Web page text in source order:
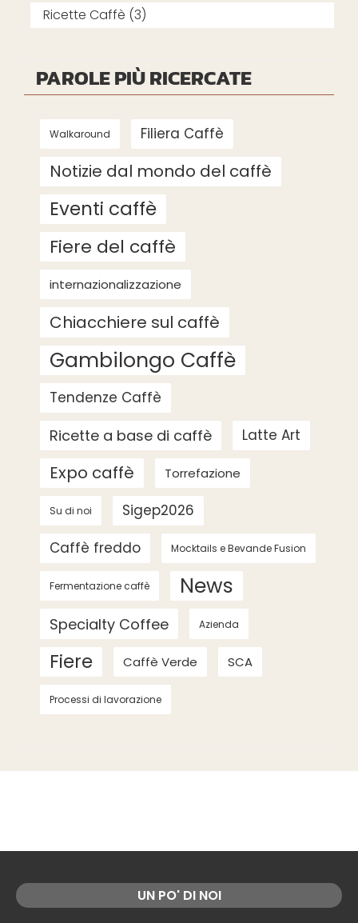
Ricette Caffè (3)
PAROLE PIÙ RICERCATE
Walkaround Filiera Caffè
Notizie dal mondo del caffè
Eventi caffè
Fiere del caffè
internazionalizzazione
Chiacchiere sul caffè
Gambilongo Caffè
Tendenze Caffè
Ricette a base di caffè Latte Art
Expo caffè Torrefazione
Su di noi
Sigep2026
Caffè freddo
Mocktails e Bevande Fusion
Fermentazione caffè News
Specialty Coffee Azienda
Fiere Caffè Verde SCA
Processi di lavorazione
UN PO' DI NOI